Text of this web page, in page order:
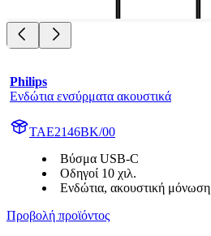
Philips
Ενδώτια ενσύρματα ακουστικά
TAE2146BK/00
Βύσμα USB-C
Οδηγοί 10 χιλ.
Ενδώτια, ακουστική μόνωση
Προβολή προϊόντος